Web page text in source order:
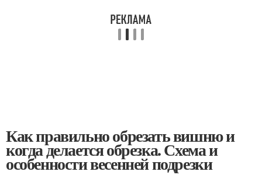
Как правильно обрезать вишню и
когда делается обрезка. Схема и
особенности весенней подрезки